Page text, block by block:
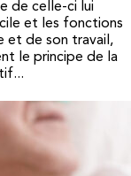
de celle-ci lui
et les fonctions
et de son travail,
le principe de la